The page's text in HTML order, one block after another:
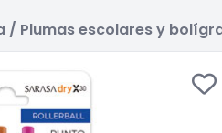
/ Plumas escolares y